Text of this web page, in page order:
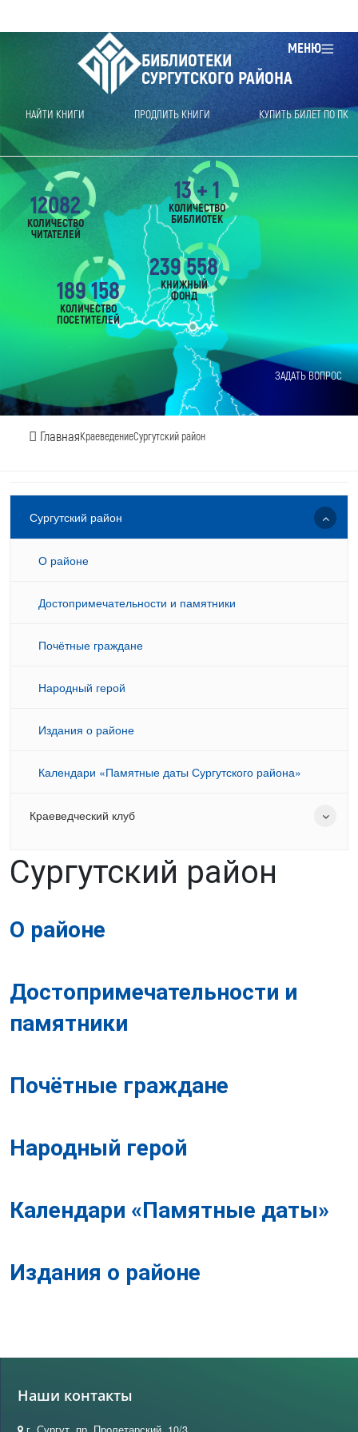
МЕНЮ
БИБЛИОТЕКИ
СУРГУТСКОГО РАЙОНА
НАЙТИ КНИГИ ПРОДЛИТЬ КНИГИ КУПИТЬ БИЛЕТ ПО ПК
ЗАДАТЬ ВОПРОС
ГлавнаяКраеведениеСургутский район
12082
КОЛИЧЕСТВО
ЧИТАТЕЛЕЙ
189 158
КОЛИЧЕСТВО
ПОСЕТИТЕЛЕЙ
239 558
КНИЖНЫЙ
ФОНД
13 + 1
КОЛИЧЕСТВО
БИБЛИОТЕК
Сургутский район
О районе
Достопримечательности и памятники
Почётные граждане
Народный герой
Издания о районе
Календари «Памятные даты Сургутского района»
Краеведческий клуб
Сургутский район
О районе
Достопримечательности и
памятники
Почётные граждане
Народный герой
Календари «Памятные даты»
Издания о районе
Наши контакты